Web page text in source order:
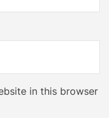
in this browser